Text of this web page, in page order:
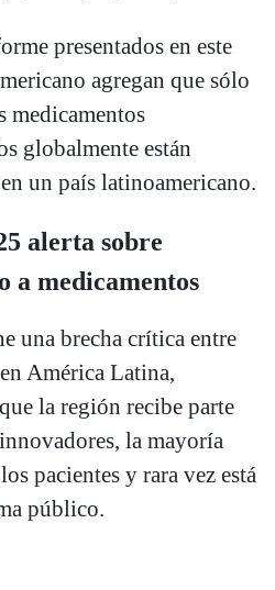
presentados en este
agregan que sólo
medicamentos
globalmente están
un país latinoamericano.
alerta sobre
a medicamentos
una brecha crítica entre
América Latina,
la región recibe parte
la mayoría
pacientes y rara vez está
público.